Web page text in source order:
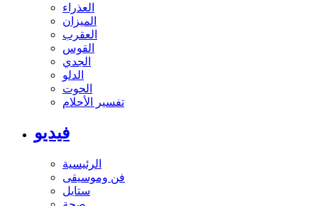
العذراء
الميزان
العقرب
القوس
الجدي
الدلو
الحوت
تفسير الأحلام
فيديو
الرئيسية
فن وموسيقى
ستايل